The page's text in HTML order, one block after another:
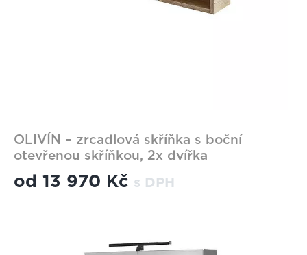
OLIVÍN – zrcadlová skříňka s boční
otevřenou skříňkou, 2x dvířka
od 13 970 Kč s DPH